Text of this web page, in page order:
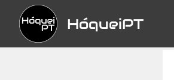
HóqueiPT